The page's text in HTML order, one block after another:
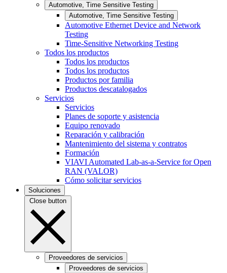
Automotive, Time Sensitive Testing
Automotive, Time Sensitive Testing
Automotive Ethernet Device and Network
Testing
Time-Sensitive Networking Testing
Todos los productos
Todos los productos
Todos los productos
Productos por familia
Productos descatalogados
Servicios
Servicios
Planes de soporte y asistencia
Equipo renovado
Reparación y calibración
Mantenimiento del sistema y contratos
Formación
VIAVI Automated Lab-as-a-Service for Open
RAN (VALOR)
Cómo solicitar servicios
Soluciones
Close button
Proveedores de servicios
Proveedores de servicios